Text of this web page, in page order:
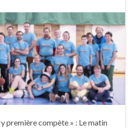
première compète » : Le matin